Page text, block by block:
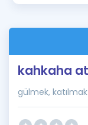
Blog
İngilizce
kahkaha
gülmek, katılmak